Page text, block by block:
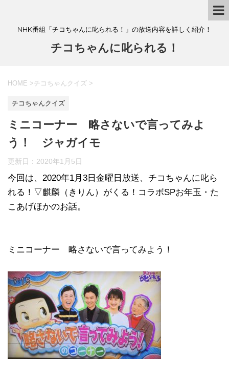
NHK番組「チコちゃんに叱られる！」の放送内容を詳しく紹介！
チコちゃんに叱られる！
HOME >チコちゃんクイズ >
チコちゃんクイズ
ミニコーナー 略さないで言ってみよ
う！ ジャガイモ
更新日： 2020年1月5日
今回は、2020年1月3日金曜日放送、チコちゃんに叱ら
れる！▽麒麟（きりん）がくる！コラボSPお年玉・た
こあげほかのお話。
ミニコーナー 略さないで言ってみよう！